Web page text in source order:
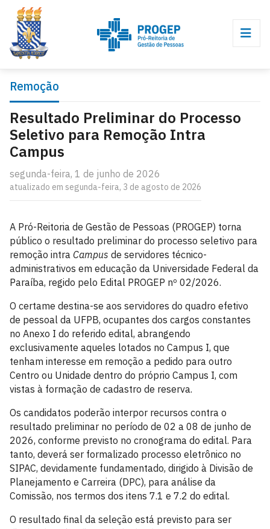
Remoção
Resultado Preliminar do Processo
Seletivo para Remoção Intra
Campus
segunda-feira, 1 de junho de 2026
atualizado em segunda-feira, 3 de agosto de 2026
A Pró-Reitoria de Gestão de Pessoas (PROGEP) torna
público o resultado preliminar do processo seletivo para
remoção intra Campus de servidores técnico-
administrativos em educação da Universidade Federal da
Paraíba, regido pelo Edital PROGEP nº 02/2026.
O certame destina-se aos servidores do quadro efetivo
de pessoal da UFPB, ocupantes dos cargos constantes
no Anexo I do referido edital, abrangendo
exclusivamente aqueles lotados no Campus I, que
tenham interesse em remoção a pedido para outro
Centro ou Unidade dentro do próprio Campus I, com
vistas à formação de cadastro de reserva.
Os candidatos poderão interpor recursos contra o
resultado preliminar no período de 02 a 08 de junho de
2026, conforme previsto no cronograma do edital. Para
tanto, deverá ser formalizado processo eletrônico no
SIPAC, devidamente fundamentado, dirigido à Divisão de
Planejamento e Carreira (DPC), para análise da
Comissão, nos termos dos itens 7.1 e 7.2 do edital.
O resultado final da seleção está previsto para ser